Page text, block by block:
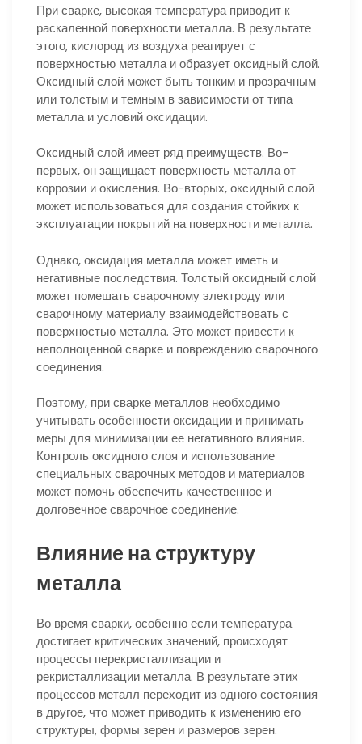
При сварке, высокая температура приводит к
раскаленной поверхности металла. В результате
этого, кислород из воздуха реагирует с
поверхностью металла и образует оксидный слой.
Оксидный слой может быть тонким и прозрачным
или толстым и темным в зависимости от типа
металла и условий оксидации.
Оксидный слой имеет ряд преимуществ. Во-
первых, он защищает поверхность металла от
коррозии и окисления. Во-вторых, оксидный слой
может использоваться для создания стойких к
эксплуатации покрытий на поверхности металла.
Однако, оксидация металла может иметь и
негативные последствия. Толстый оксидный слой
может помешать сварочному электроду или
сварочному материалу взаимодействовать с
поверхностью металла. Это может привести к
неполноценной сварке и повреждению сварочного
соединения.
Поэтому, при сварке металлов необходимо
учитывать особенности оксидации и принимать
меры для минимизации ее негативного влияния.
Контроль оксидного слоя и использование
специальных сварочных методов и материалов
может помочь обеспечить качественное и
долговечное сварочное соединение.
Влияние на структуру
металла
Во время сварки, особенно если температура
достигает критических значений, происходят
процессы перекристаллизации и
рекристаллизации металла. В результате этих
процессов металл переходит из одного состояния
в другое, что может приводить к изменению его
структуры, формы зерен и размеров зерен.